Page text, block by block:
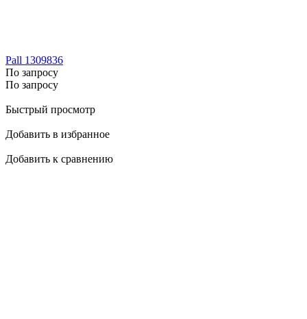
Pall 1309836
По запросу
По запросу
Быстрый просмотр
Добавить в избранное
Добавить к сравнению